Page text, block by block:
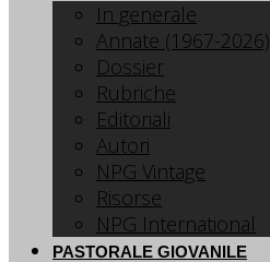
In generale
Annate (1967-2026)
Dossier
Rubriche
Editoriali
Autori
NPG Vintage
Risorse
NPG International
PASTORALE GIOVANILE